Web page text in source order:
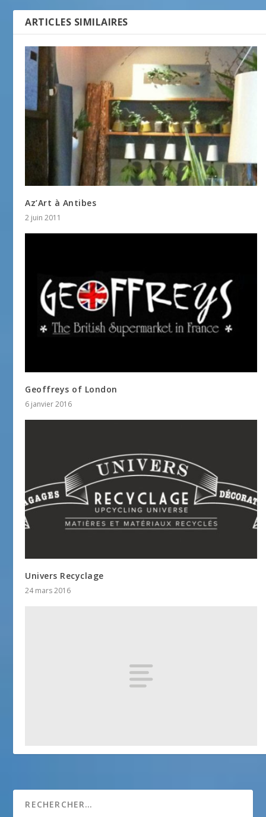
ARTICLES SIMILAIRES
Az’Art à Antibes
2 juin 2011
Geoffreys of London
6 janvier 2016
Univers Recyclage
24 mars 2016